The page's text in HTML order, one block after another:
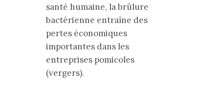
santé humaine, la brûlure
bactérienne entraîne des
pertes économiques
importantes dans les
entreprises pomicoles
(vergers).